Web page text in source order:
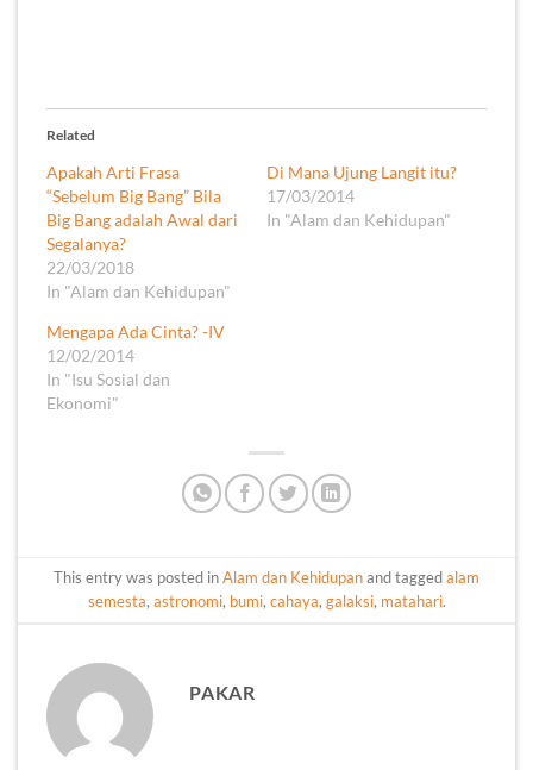
Related
Apakah Arti Frasa
“Sebelum Big Bang” Bila
Big Bang adalah Awal dari
Segalanya?
22/03/2018
In "Alam dan Kehidupan"
Di Mana Ujung Langit itu?
17/03/2014
In "Alam dan Kehidupan"
Mengapa Ada Cinta? -IV
12/02/2014
In "Isu Sosial dan
Ekonomi"
This entry was posted inAlam dan Kehidupanand taggedalam
semesta, astronomi, bumi, cahaya, galaksi, matahari.
PAKAR